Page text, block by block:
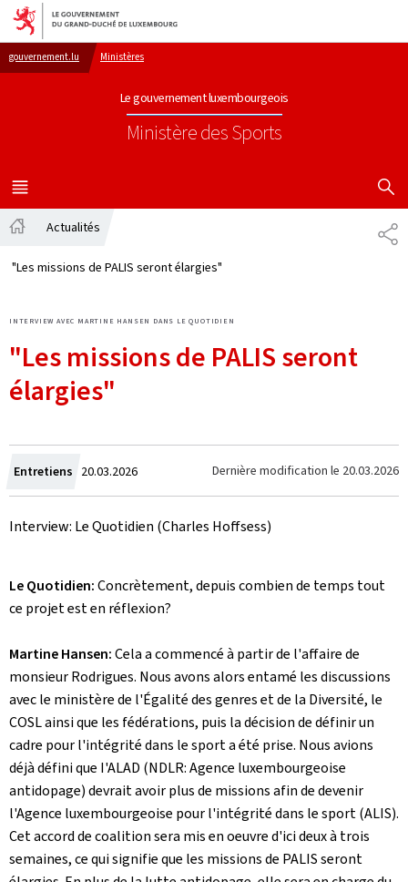
Aller au menu principal
Aller au contenu
gouvernement.lu Ministères
Le gouvernement luxembourgeois
Ministère des Sports
MENU
PRINCIPAL
Actualités
"Les missions de PALIS seront élargies"
"Les missions de PALIS seront
élargies"
INTERVIEW AVEC MARTINE HANSEN DANS LE QUOTIDIEN
Entretiens Crée
le
20.03.2026 Dernière modification le 20.03.2026
Interview: Le Quotidien (Charles Hoffsess)
Le Quotidien:Concrètement, depuis combien de temps tout
ce projet est en réflexion?
Martine Hansen:Cela a commencé à partir de l'affaire de
monsieur Rodrigues. Nous avons alors entamé les discussions
avec le ministère de l'Égalité des genres et de la Diversité, le
COSL ainsi que les fédérations, puis la décision de définir un
cadre pour l'intégrité dans le sport a été prise. Nous avions
déjà défini que I'ALAD (NDLR: Agence luxembourgeoise
antidopage) devrait avoir plus de missions afin de devenir
l'Agence luxembourgeoise pour l'intégrité dans le sport (ALIS).
Cet accord de coalition sera mis en oeuvre d'ici deux à trois
semaines, ce qui signifie que les missions de PALIS seront